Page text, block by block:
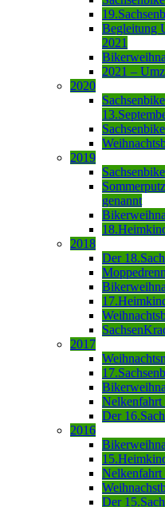
Begleitung
2021
2021 –
2020
2019
genannt
2018
Der
2017
Nelkenfahrt
Der
2016
Nelkenfahrt
Der